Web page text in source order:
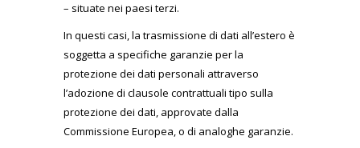
– situate nei paesi terzi.
In questi casi, la trasmissione di dati all’estero è
soggetta a specifiche garanzie per la
protezione dei dati personali attraverso
l’adozione di clausole contrattuali tipo sulla
protezione dei dati, approvate dalla
Commissione Europea, o di analoghe garanzie.